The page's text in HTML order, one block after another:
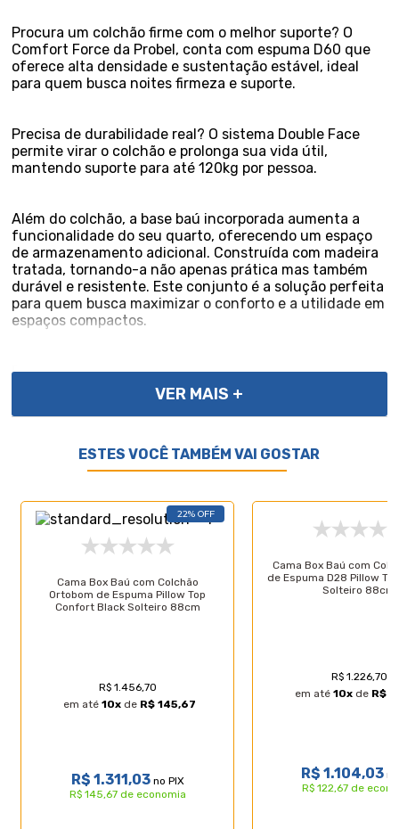
Procura um colchão firme com o melhor suporte? O
Comfort Force da Probel, conta com espuma D60 que
oferece alta densidade e sustentação estável, ideal
para quem busca noites firmeza e suporte.
Precisa de durabilidade real? O sistema Double Face
permite virar o colchão e prolonga sua vida útil,
mantendo suporte para até 120kg por pessoa.
Além do colchão, a base baú incorporada aumenta a
funcionalidade do seu quarto, oferecendo um espaço
de armazenamento adicional. Construída com madeira
tratada, tornando-a não apenas prática mas também
durável e resistente. Este conjunto é a solução perfeita
para quem busca maximizar o conforto e a utilidade em
espaços compactos.
Especificações Técnicas do Colchão:
- Exclusivo Lucas Home;
- Tipo: Espuma D60;
- Proteções: Antiácaro, Antialérgico, Antifungo,
- Sistema Double Face: Permite virar e girar(maior
durabilidade);
- Peso máximo recomendado: até 120kg (por pessoa);
- Garantia: 3 meses;
- Dimensões (larg. x comp. x alt.) 88x188x22cm.
- Peso máximo recomendado: até 150 Kg (por pessoa);
- Altura do baú: 37cm;
- Profundidade do baú: 25cm;
- Dimensões (larg. x comp. x alt.) Solteiro:
88x188x42cm;
VER MAIS +
ESTES VOCÊ TAMBÉM VAI GOSTAR
22% OFF
Cama Box Baú com Colchão
Ortobom de Espuma Pillow Top
Confort Black Solteiro 88cm
R$ 1.456,70
em até 10xde R$ 145,67
R$ 1.311,03no PIX
R$ 145,67 de economia
Cama Box Baú com
de Espuma D28 Pillow
Solteiro 88cm
R$ 1.226,70
em até10x de R$
R$ 1.104,03no
R$ 122,67 de